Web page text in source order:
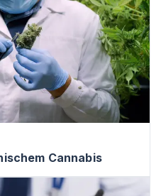
Cannabis